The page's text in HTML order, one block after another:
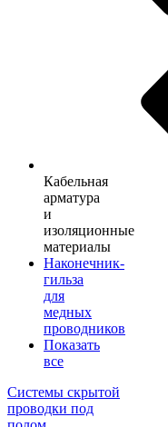
Кабельная
арматура
и
изоляционные
материалы
Наконечник-
гильза
для
медных
проводников
Показать
все
Системы скрытой
проводки под